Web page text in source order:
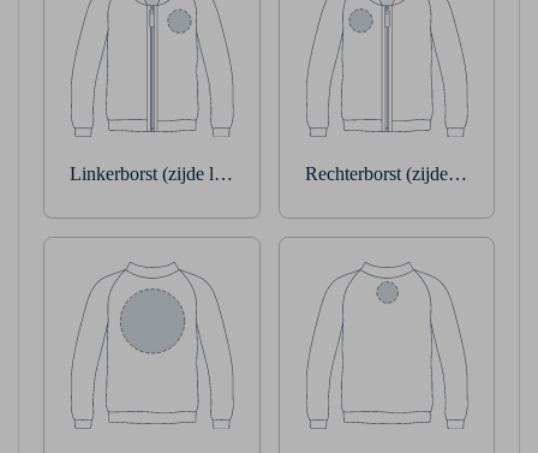
Linkerborst (zijde linkerarm) Rechterborst (zijde